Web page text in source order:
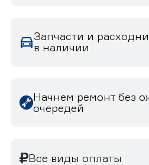
Запчасти и
в наличии
Начнем ремонт без
очередей
Все виды оплаты